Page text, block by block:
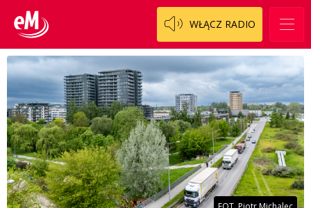
WŁĄCZ RADIO